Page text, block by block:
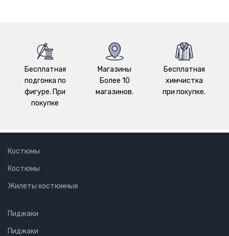
Бесплатная
подгонка по
фигуре. При
покупке
Магазины
Более 10
магазинов.
Бесплатная
химчистка
при покупке.
Костюмы
Костюмы
Жилеты костюмные
Пиджаки
Пиджаки